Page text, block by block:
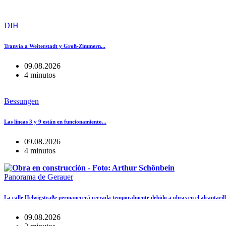
DIH
Tranvía a Weiterstadt y Groß-Zimmern...
09.08.2026
4 minutos
Bessungen
Las líneas 3 y 9 están en funcionamiento...
09.08.2026
4 minutos
Panorama de Gerauer
La calle Helwigstraße permanecerá cerrada temporalmente debido a obras en el
09.08.2026